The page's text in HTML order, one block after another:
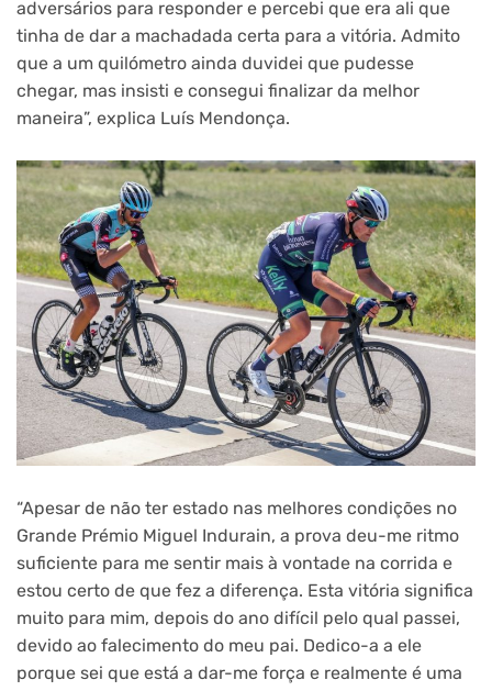
adversários para responder e percebi que era ali que
tinha de dar a machadada certa para a vitória. Admito
que a um quilómetro ainda duvidei que pudesse
chegar, mas insisti e consegui finalizar da melhor
maneira”, explica Luís Mendonça.
“Apesar de não ter estado nas melhores condições no
Grande Prémio Miguel Indurain, a prova deu-me ritmo
suficiente para me sentir mais à vontade na corrida e
estou certo de que fez a diferença. Esta vitória significa
muito para mim, depois do ano difícil pelo qual passei,
devido ao falecimento do meu pai. Dedico-a a ele
porque sei que está a dar-me força e realmente é uma